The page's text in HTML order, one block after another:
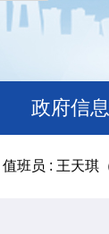
政府信
值班员 : 王天琪